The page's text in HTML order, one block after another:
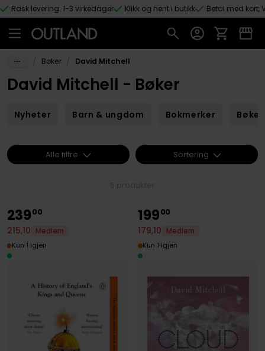
Hopp til hovedinnhold
Rask levering: 1-3 virkedager Klikk og hent i butikk Betal med kort,
Bøker David Mitchell
David Mitchell - Bøker
Nyheter Barn & ungdom Bokmerker
23900
215,10
Medlem
Kun 1 igjen
19900
179,10
Medlem
Kun 1 igjen
Alle filtre Sortering